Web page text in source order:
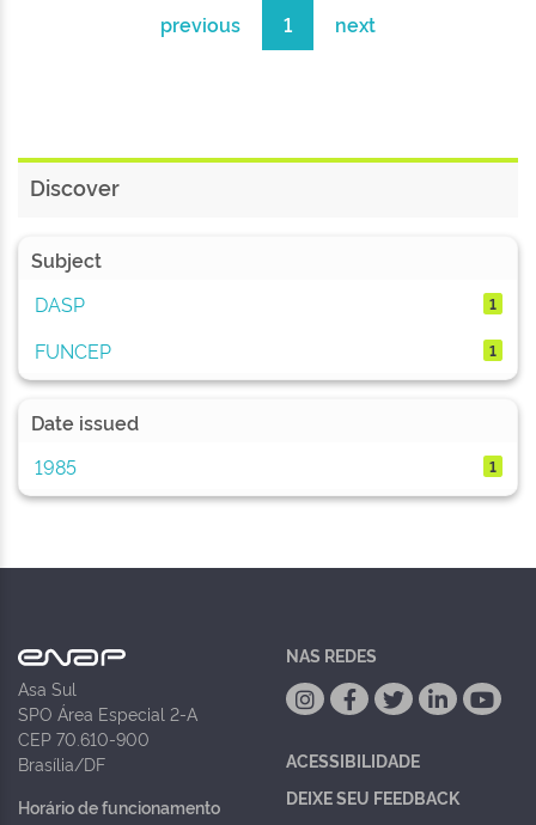
previous 1 next
Discover
Subject
DASP
1
FUNCEP 1
Date issued
1985
1
Asa Sul
SPO Área Especial 2-A
CEP 70.610-900
Brasília/DF
Horário de funcionamento
NAS REDES
ACESSIBILIDADE
DEIXE SEU FEEDBACK